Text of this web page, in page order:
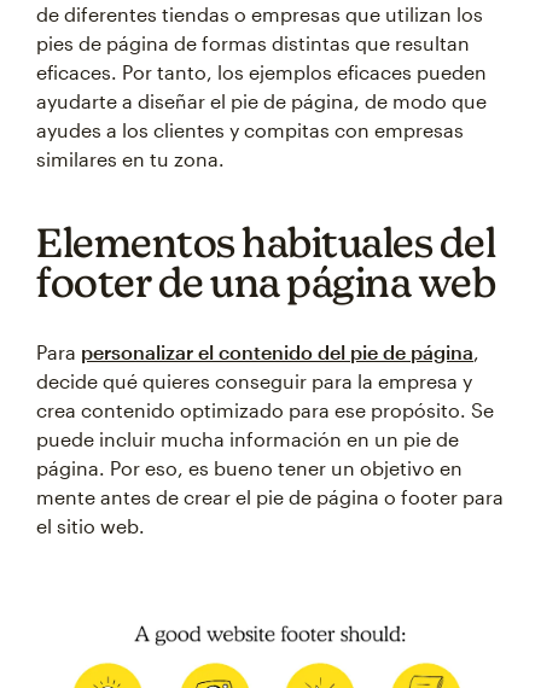
de diferentes tiendas o empresas que utilizan los
pies de página de formas distintas que resultan
eficaces. Por tanto, los ejemplos eficaces pueden
ayudarte a diseñar el pie de página, de modo que
ayudes a los clientes y compitas con empresas
similares en tu zona.
Elementos habituales del
footer de una página web
Para personalizar el contenido del pie de página
decide qué quieres conseguir para la empresa y
crea contenido optimizado para ese propósito. Se
puede incluir mucha información en un pie de
página. Por eso, es bueno tener un objetivo en
mente antes de crear el pie de página o footer para
el sitio web.